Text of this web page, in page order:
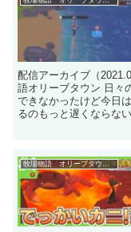
配信アーカイブ（
語オリーブタウン 日々
できなかったけど今日
るのもっと遅くならな
牧場物語 オリーブタウンと希望の大地